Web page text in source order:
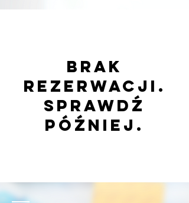
Brak
rezerwacji.
Sprawdź
później.